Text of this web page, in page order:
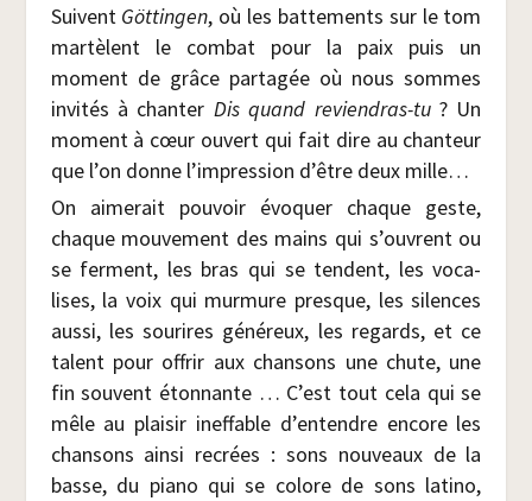
SuiventGöt­tin­gen, où les bat­te­ments sur le tom
mar­tèlent le com­bat pour la paix puis un
moment de grâce par­ta­gée où nous sommes
invi­tés à chan­ter Dis quand revien­dras-tu? Un
moment à cœur ouvert qui fait dire au chan­teur
que l’on donne l’impression d’être deux mille…
On aime­rait pou­voir évo­quer chaque geste,
chaque mou­ve­ment des mains qui s’ouvrent ou
se ferment, les bras qui se tendent, les voca­
lises, la voix qui mur­mure presque, les silences
aus­si, les sou­rires géné­reux, les regards, et ce
talent pour offrir aux chan­sons une chute, une
fin sou­vent éton­nante … C’est tout cela qui se
mêle au plai­sir inef­fable d’entendre encore les
chan­sons ain­si recrées : sons nou­veaux de la
basse, du pia­no qui se colore de sons lati­no,